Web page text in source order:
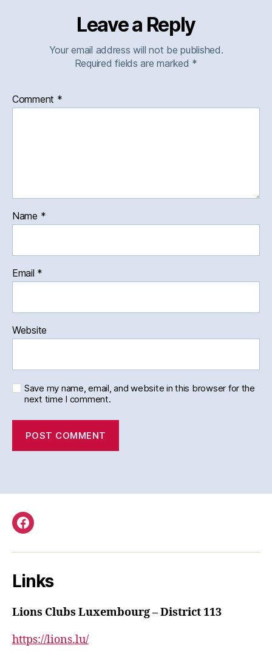
Leave a Reply
Your email address will not be published.
Required fields are marked *
Comment *
Name *
Email *
Website
Save my name, email, and website in this browser for the
next time I comment.
Facebook
Links
Lions Clubs Luxembourg – District 113
https://lions.lu/